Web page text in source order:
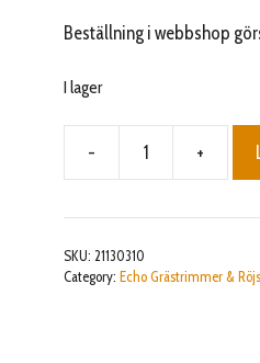
Beställning i webbshop
I lager
-
2-
Pack
mängd
+
SKU: 21130310
Category: Echo Grästrimmer &